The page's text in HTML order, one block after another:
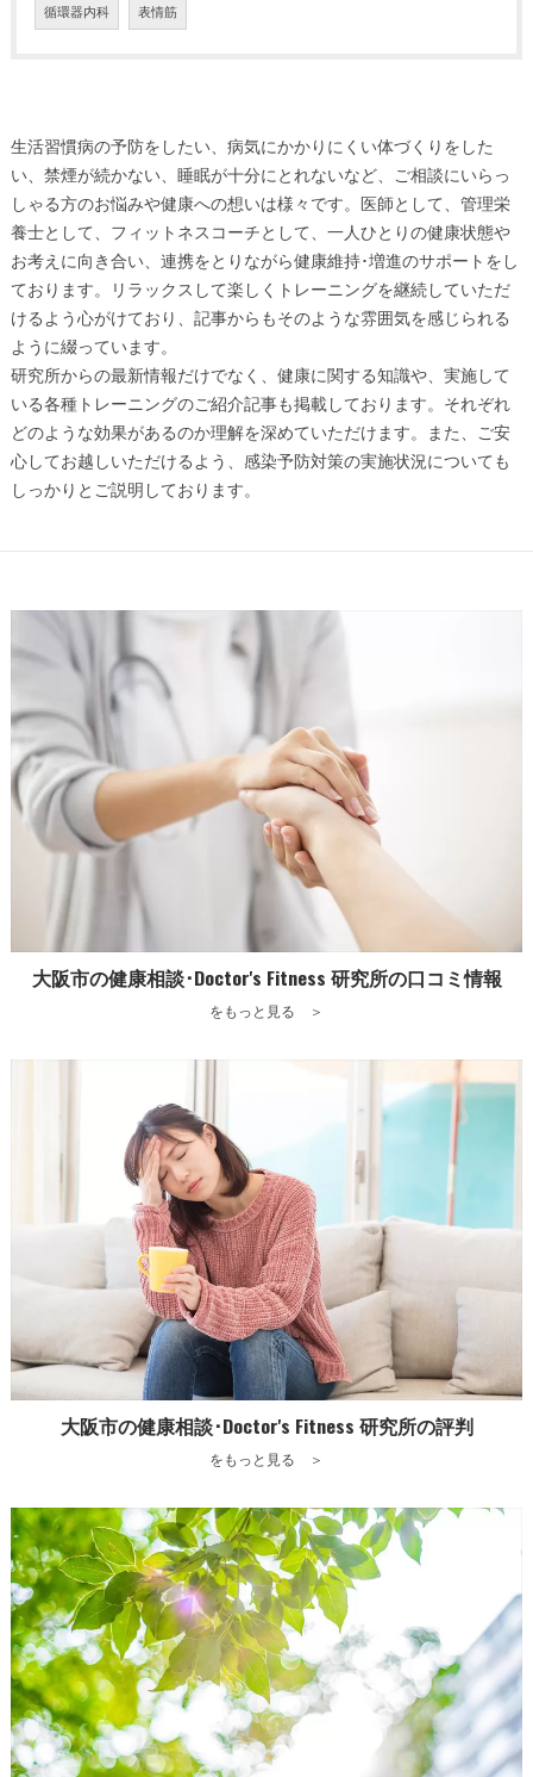
循環器内科 表情筋
生活習慣病の予防をしたい、病気にかかりにくい体づくりをした
い、禁煙が続かない、睡眠が十分にとれないなど、ご相談にいらっ
しゃる方のお悩みや健康への想いは様々です。医師として、管理栄
養士として、フィットネスコーチとして、一人ひとりの健康状態や
お考えに向き合い、連携をとりながら健康維持･増進のサポートをし
ております。リラックスして楽しくトレーニングを継続していただ
けるよう心がけており、記事からもそのような雰囲気を感じられる
ように綴っています。
研究所からの最新情報だけでなく、健康に関する知識や、実施して
いる各種トレーニングのご紹介記事も掲載しております。それぞれ
どのような効果があるのか理解を深めていただけます。また、ご安
心してお越しいただけるよう、感染予防対策の実施状況についても
しっかりとご説明しております。
大阪市の健康相談･Doctor's Fitness 研究所の口コミ情報
をもっと見る ＞
大阪市の健康相談･Doctor's Fitness 研究所の評判
をもっと見る ＞